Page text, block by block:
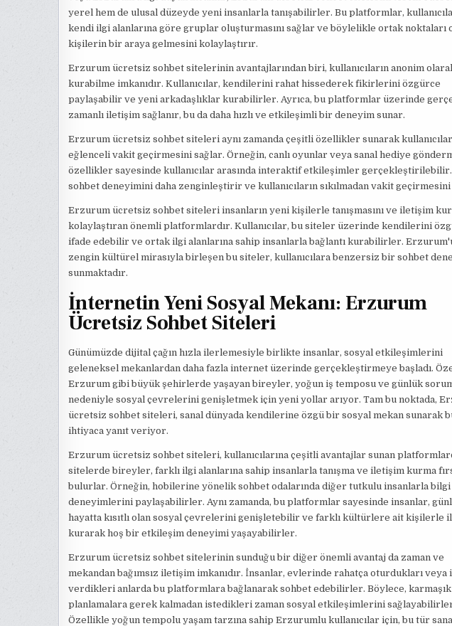
yerel hem de ulusal düzeyde yeni insanlarla tanışabilirler. Bu platformlar,
kendi ilgi alanlarına göre gruplar oluşturmasını sağlar ve böylelikle ortak noktaları
kişilerin bir araya gelmesini kolaylaştırır.
Erzurum ücretsiz sohbet sitelerinin avantajlarından biri, kullanıcıların anonim
kurabilme imkanıdır. Kullanıcılar, kendilerini rahat hissederek fikirlerini özgürce
paylaşabilir ve yeni arkadaşlıklar kurabilirler. Ayrıca, bu platformlar üzerinde
zamanlı iletişim sağlanır, bu da daha hızlı ve etkileşimli bir deneyim sunar.
Erzurum ücretsiz sohbet siteleri aynı zamanda çeşitli özellikler sunarak
eğlenceli vakit geçirmesini sağlar. Örneğin, canlı oyunlar veya sanal hediye
özellikler sayesinde kullanıcılar arasında interaktif etkileşimler gerçekleştirilebilir.
sohbet deneyimini daha zenginleştirir ve kullanıcıların sıkılmadan vakit geçirmesini
Erzurum ücretsiz sohbet siteleri insanların yeni kişilerle tanışmasını ve iletişim
kolaylaştıran önemli platformlardır. Kullanıcılar, bu siteler üzerinde kendilerini
ifade edebilir ve ortak ilgi alanlarına sahip insanlarla bağlantı kurabilirler.
zengin kültürel mirasıyla birleşen bu siteler, kullanıcılara benzersiz bir sohbet
sunmaktadır.
İnternetin Yeni Sosyal Mekanı: Erzurum
Ücretsiz Sohbet Siteleri
Günümüzde dijital çağın hızla ilerlemesiyle birlikte insanlar, sosyal etkileşimlerini
geleneksel mekanlardan daha fazla internet üzerinde gerçekleştirmeye başladı.
Erzurum gibi büyük şehirlerde yaşayan bireyler, yoğun iş temposu ve günlük
nedeniyle sosyal çevrelerini genişletmek için yeni yollar arıyor. Tam bu noktada,
ücretsiz sohbet siteleri, sanal dünyada kendilerine özgü bir sosyal mekan sunarak
ihtiyaca yanıt veriyor.
Erzurum ücretsiz sohbet siteleri, kullanıcılarına çeşitli avantajlar sunan
sitelerde bireyler, farklı ilgi alanlarına sahip insanlarla tanışma ve iletişim kurma
bulurlar. Örneğin, hobilerine yönelik sohbet odalarında diğer tutkulu insanlarla bilgi
deneyimlerini paylaşabilirler. Aynı zamanda, bu platformlar sayesinde insanlar,
hayatta kısıtlı olan sosyal çevrelerini genişletebilir ve farklı kültürlere ait kişilerle
kurarak hoş bir etkileşim deneyimi yaşayabilirler.
Erzurum ücretsiz sohbet sitelerinin sunduğu bir diğer önemli avantaj da zaman ve
mekandan bağımsız iletişim imkanıdır. İnsanlar, evlerinde rahatça oturdukları veya
verdikleri anlarda bu platformlara bağlanarak sohbet edebilirler. Böylece, karmaşık
planlamalara gerek kalmadan istedikleri zaman sosyal etkileşimlerini
Özellikle yoğun tempolu yaşam tarzına sahip Erzurumlu kullanıcılar için, bu tür